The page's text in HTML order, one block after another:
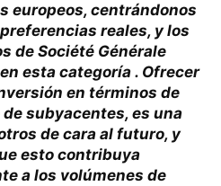
europeos, centrándonos
reales, y los
de Société Générale
esta categoría . Ofrecer
en términos de
subyacentes, es una
de cara al futuro, y
esto contribuya
a los volúmenes de